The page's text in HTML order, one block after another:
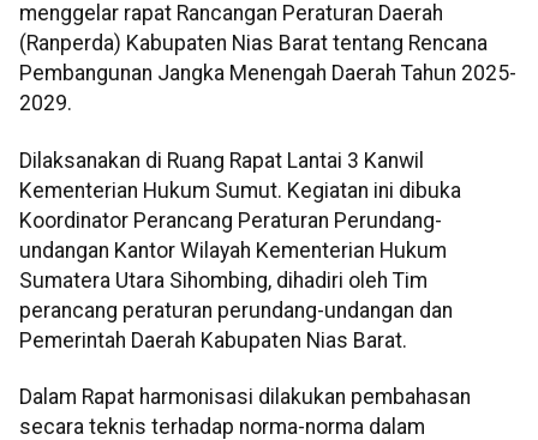
menggelar rapat Rancangan Peraturan Daerah
(Ranperda) Kabupaten Nias Barat tentang Rencana
Pembangunan Jangka Menengah Daerah Tahun 2025-
2029.
Dilaksanakan di Ruang Rapat Lantai 3 Kanwil
Kementerian Hukum Sumut. Kegiatan ini dibuka
Koordinator Perancang Peraturan Perundang-
undangan Kantor Wilayah Kementerian Hukum
Sumatera Utara Sihombing, dihadiri oleh Tim
perancang peraturan perundang-undangan dan
Pemerintah Daerah Kabupaten Nias Barat.
Dalam Rapat harmonisasi dilakukan pembahasan
secara teknis terhadap norma-norma dalam